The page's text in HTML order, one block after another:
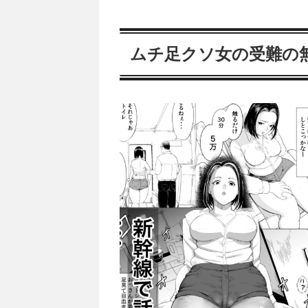
ムチ足クソ女の受難の